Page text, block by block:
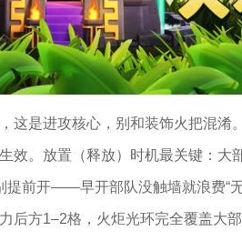
这是进攻核心，别和装饰火把混淆
效。放置（释放）时机最关键：大
前开——早开部队没触墙就浪费“
后方1–2格，火炬光环完全覆盖大